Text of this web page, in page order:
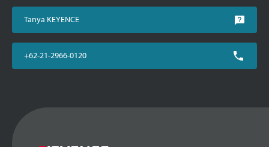
Tanya KEYENCE
+62-21-2966-0120